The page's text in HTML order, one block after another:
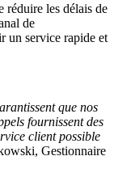
réduire les délais de
de
un service rapide et
que nos
fournissent des
client possible
Gestionnaire